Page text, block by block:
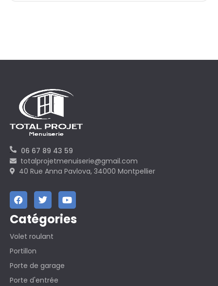
06 67 89 43 59
totalprojetmenuiserie@gmail.com
40 Rue Anna Pavlova, 34000 Montpellier
Catégories
Volet roulant
Portillon
Porte de garage
Porte d'entrée